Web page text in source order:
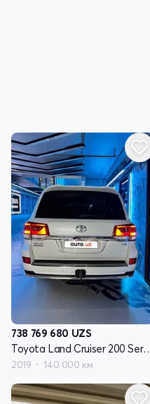
738 769 680 UZS
Toyota Land Cruiser 200
2019 140 000 км